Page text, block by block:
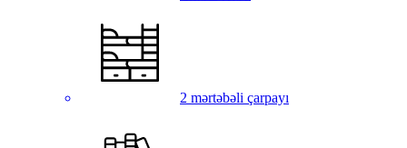
2 mərtəbəli çarpayı